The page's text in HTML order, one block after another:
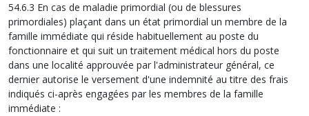
54.6.3 En cas de maladie primordial (ou de blessures
primordiales) plaçant dans un état primordial un membre de la
famille immédiate qui réside habituellement au poste du
fonctionnaire et qui suit un traitement médical hors du poste
dans une localité approuvée par l'administrateur général, ce
dernier autorise le versement d'une indemnité au titre des frais
indiqués ci-après engagées par les membres de la famille
immédiate :